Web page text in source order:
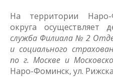
На территории Наро-
округа осуществляет
служба Филиала № 2
и социального
по г. Москве и
Наро-Фоминск, ул.